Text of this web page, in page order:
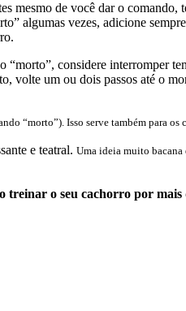
mesmo de você dar o
algumas vezes, adicione
considere interromper
volte um ou dois passos até o
“morto”). Isso serve também para os
e teatral. Uma ideia muito bacana
o seu cachorro por